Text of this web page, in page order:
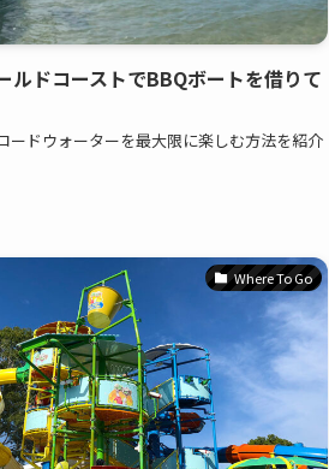
ルドコーストでBBQボートを借りて
ードウォーターを最大限に楽しむ方法を紹介
Where To Go